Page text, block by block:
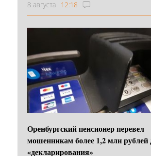
8 августа 12:18
Оренбургский пенсионер перевел
мошенникам более 1,2 млн рублей
«декларирования»